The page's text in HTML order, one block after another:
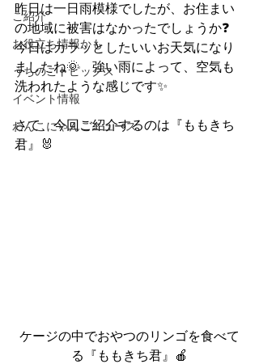
ご紹介
お役立ち情報かも
うちのこトピックス
イベント情報
わんこにゃんこニュース
昨日は一日雨模様でしたが、お住まい
の地域に被害はなかったでしょうか❓
今日はカラッとしたいいお天気になり
ましたね🌞　強い雨によって、空気も
洗われたような感じです✨
さて、今回ご紹介するのは『ももきち
君』🐰
ケージの中でおやつのリンゴを食べて
る『ももきち君』🍎